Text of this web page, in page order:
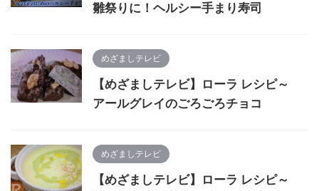
雛祭りに！ヘルシー手まり寿司
めざましテレビ
【めざましテレビ】ローラ レシピ～
アールグレイのごろごろチョコ
めざましテレビ
【めざましテレビ】ローラ レシピ～